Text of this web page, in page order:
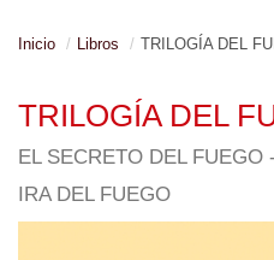
Inicio Libros TRILOGÍA DEL
TRILOGÍA DEL
EL SECRETO DEL
IRA DEL FUEGO